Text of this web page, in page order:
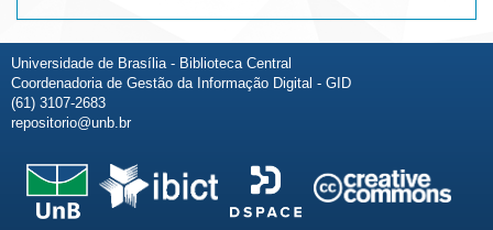
Universidade de Brasília - Biblioteca Central
Coordenadoria de Gestão da Informação Digital - GID
(61) 3107-2683
repositorio@unb.br